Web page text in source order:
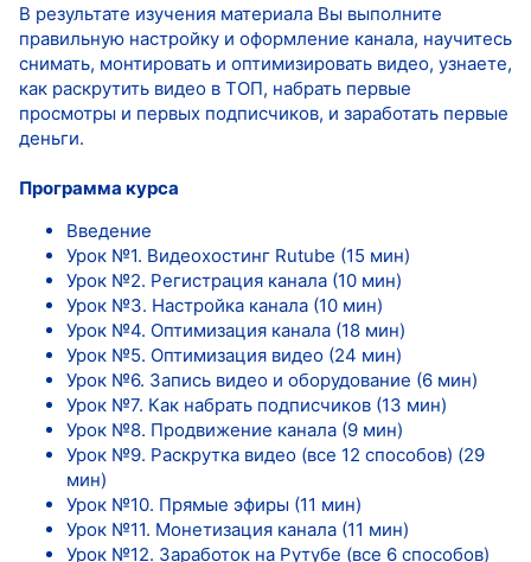
В результате изучения материала Вы выполните
правильную настройку и оформление канала, научитесь
снимать, монтировать и оптимизировать видео, узнаете,
как раскрутить видео в ТОП, набрать первые
просмотры и первых подписчиков, и заработать первые
деньги.
Программа курса
Введение
Урок №1. Видеохостинг Rutube (15 мин)
Урок №2. Регистрация канала (10 мин)
Урок №3. Настройка канала (10 мин)
Урок №4. Оптимизация канала (18 мин)
Урок №5. Оптимизация видео (24 мин)
Урок №6. Запись видео и оборудование (6 мин)
Урок №7. Как набрать подписчиков (13 мин)
Урок №8. Продвижение канала (9 мин)
Урок №9. Раскрутка видео (все 12 способов) (29
мин)
Урок №10. Прямые эфиры (11 мин)
Урок №11. Монетизация канала (11 мин)
Урок №12. Заработок на Рутубе (все 6 способов)